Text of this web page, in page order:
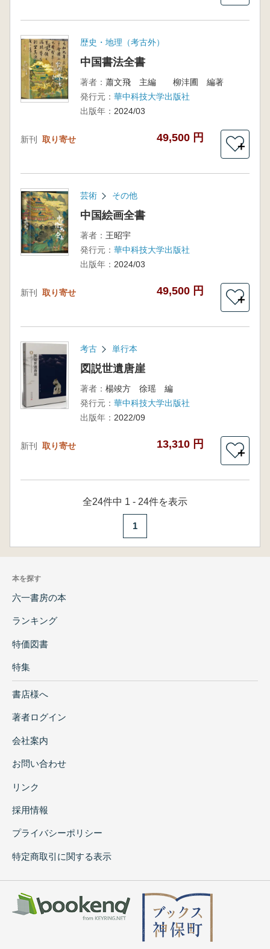
歴史・地理（考古外）
中国書法全書
著者： 蕭文飛 主編 柳沣圃 編著
発行元： 華中科技大学出版社
出版年： 2024/03
新刊 取り寄せ 49,500 円
＋
芸術 その他
中国絵画全書
著者： 王昭宇
発行元： 華中科技大学出版社
出版年： 2024/03
新刊 取り寄せ 49,500 円
＋
考古 単行本
図説世遺唐崖
著者： 楊竣方 徐瑶 編
発行元： 華中科技大学出版社
出版年： 2022/09
新刊 取り寄せ 13,310 円
＋
全24件中 1 - 24件を表示
1
本を探す
六一書房の本
ランキング
特価図書
特集
書店様へ
著者ログイン
会社案内
お問い合わせ
リンク
採用情報
プライバシーポリシー
特定商取引に関する表示